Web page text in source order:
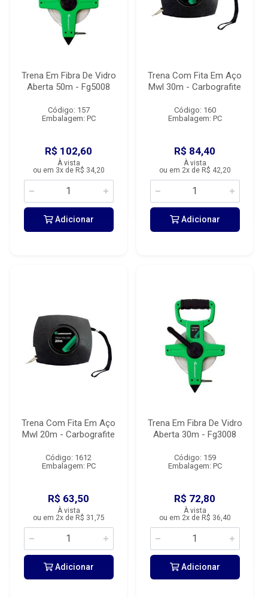
Trena Em Fibra De Vidro
Aberta 50m - Fg5008
Código: 157
Embalagem: PC
R$ 102,60
À vista
ou em 3x de R$ 34,20
Adicionar
Trena Com Fita Em Aço
Mwl 30m - Carbografite
Código: 160
Embalagem: PC
R$ 84,40
À vista
ou em 2x de R$ 42,20
Adicionar
Trena Com Fita Em Aço
Mwl 20m - Carbografite
Código: 1612
Embalagem: PC
R$ 63,50
À vista
ou em 2x de R$ 31,75
Adicionar
Trena Em Fibra De Vidro
Aberta 30m - Fg3008
Código: 159
Embalagem: PC
R$ 72,80
À vista
ou em 2x de R$ 36,40
Adicionar